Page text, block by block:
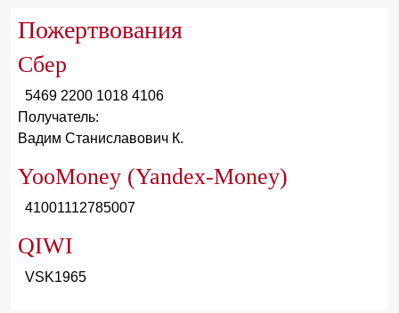
Пожертвования
Сбер
5469 2200 1018 4106
Получатель:
Вадим Станиславович К.
YooMoney (Yandex-Money)
41001112785007
QIWI
VSK1965